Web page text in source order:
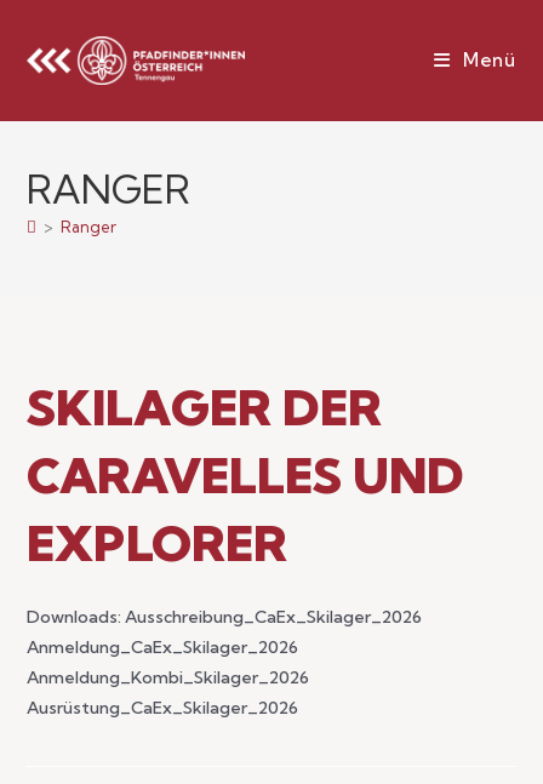
Menü
RANGER
> Ranger
SKILAGER DER
CARAVELLES UND
EXPLORER
Downloads: Ausschreibung_CaEx_Skilager_2026
Anmeldung_CaEx_Skilager_2026
Anmeldung_Kombi_Skilager_2026
Ausrüstung_CaEx_Skilager_2026